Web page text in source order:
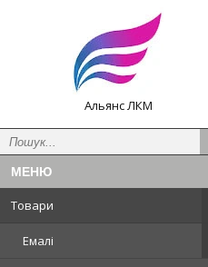
Альянс ЛКМ
Товари
Емалі